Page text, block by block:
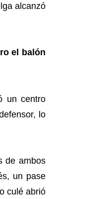
alcanzó
el balón
un centro
lo
de ambos
un pase
culé abrió